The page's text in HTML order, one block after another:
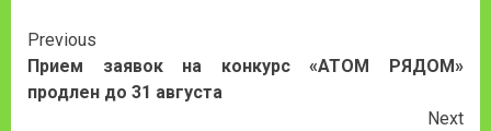
Continue
Reading
Previous
Прием заявок на конкурс «АТОМ РЯДОМ»
продлен до 31 августа
Next